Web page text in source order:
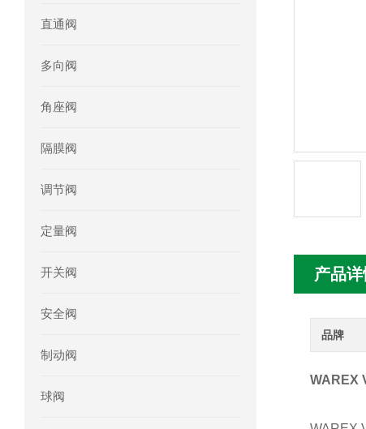
AC-MOTOREN电机FCPA 71B-2参数介
直通阀
多向阀
角座阀
隔膜阀
调节阀
定量阀
开关阀
安全阀
制动阀
球阀
产品详
品牌
WAREX